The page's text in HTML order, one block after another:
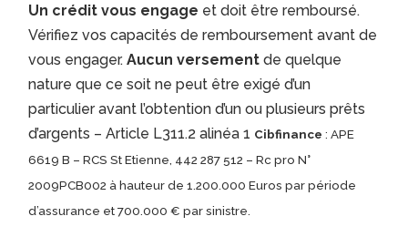
Un crédit vous engage et doit être remboursé.
Vérifiez vos capacités de remboursement avant de
vous engager.Aucun versement de quelque
nature que ce soit ne peut être exigé d’un
particulier avant l’obtention d’un ou plusieurs prêts
d’argents – Article L311.2 alinéa 1 Cibfinance: APE
6619 B – RCS St Etienne, 442 287 512 – Rc pro N°
2009PCB002 à hauteur de 1.200.000 Euros par période
d’assurance et 700.000 € par sinistre.